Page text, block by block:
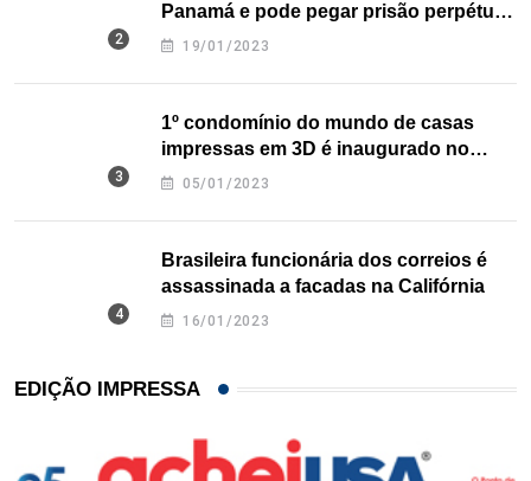
Panamá e pode pegar prisão perpétua
nos EUA
19/01/2023
1º condomínio do mundo de casas
impressas em 3D é inaugurado no
Texas
05/01/2023
Brasileira funcionária dos correios é
assassinada a facadas na Califórnia
16/01/2023
EDIÇÃO IMPRESSA